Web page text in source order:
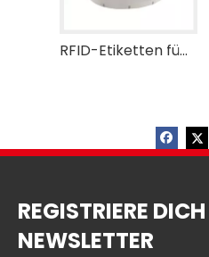
RFID-Etiketten für den Einzelhandel
REGISTRIERE
NEWSLETTER